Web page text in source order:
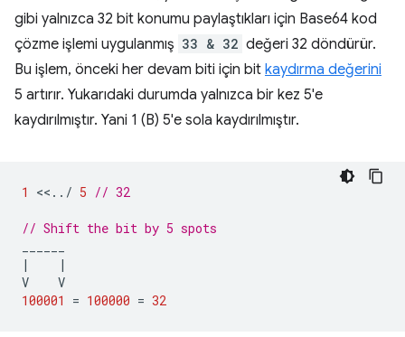
gibi yalnızca 32 bit konumu paylaştıkları için Base64 kod
çözme işlemi uygulanmış 33 & 32 değeri 32 döndürür.
Bu işlem, önceki her devam biti için bit kaydırma değerini
5 artırır. Yukarıdaki durumda yalnızca bir kez 5'e
kaydırılmıştır. Yani 1 (B) 5'e sola kaydırılmıştır.
1 << .. / 5 // 32
// Shift the bit by 5 spots
|
|
V
V
100001
= 100000 = 32